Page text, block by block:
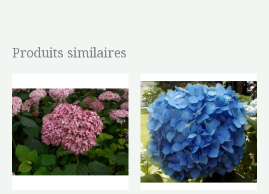
Produits similaires